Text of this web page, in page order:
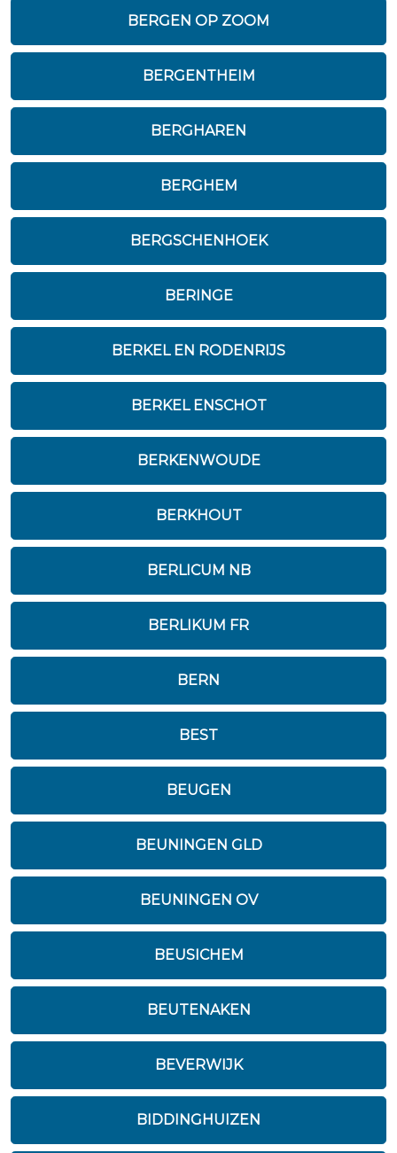
BERGEN OP ZOOM
BERGENTHEIM
BERGHAREN
BERGHEM
BERGSCHENHOEK
BERINGE
BERKEL EN RODENRIJS
BERKEL ENSCHOT
BERKENWOUDE
BERKHOUT
BERLICUM NB
BERLIKUM FR
BERN
BEST
BEUGEN
BEUNINGEN GLD
BEUNINGEN OV
BEUSICHEM
BEUTENAKEN
BEVERWIJK
BIDDINGHUIZEN